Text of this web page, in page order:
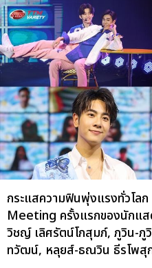
กระแสความฟินพุ่งแรงทั่วโล
Meeting ครั้งแรกของนักแ
วิชญ์ เลิศรัตน์โกสุมภ์, ภูวิน-
ทวัฒน์, หลุยส์-ธณวิน ธีรโพสุ